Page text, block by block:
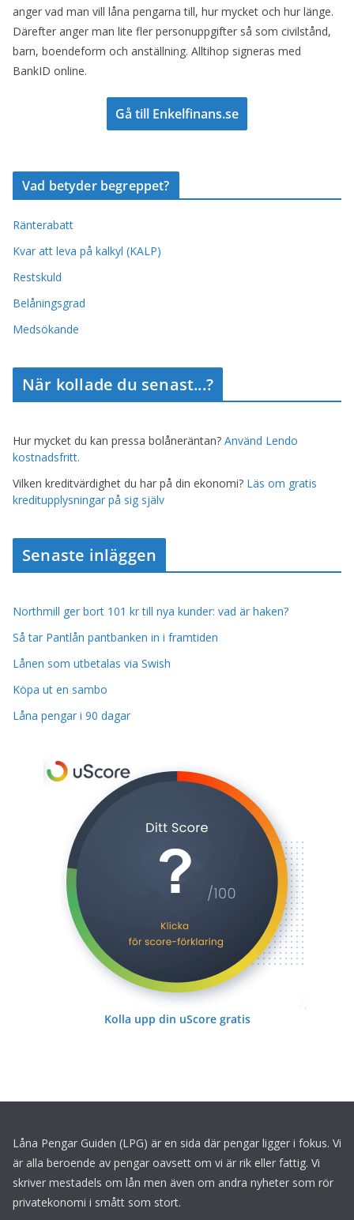
anger vad man vill låna pengarna till, hur mycket och hur länge.
Därefter anger man lite fler personuppgifter så som civilstånd,
barn, boendeform och anställning. Alltihop signeras med
BankID online.
Gå till Enkelfinans.se
Vad betyder begreppet?
Ränterabatt
Kvar att leva på kalkyl (KALP)
Restskuld
Belåningsgrad
Medsökande
När kollade du senast...?
Hur mycket du kan pressa bolåneräntan? Använd Lendo
kostnadsfritt.
Vilken kreditvärdighet du har på din ekonomi? Läs om gratis
kreditupplysningar på sig själv
Senaste inläggen
Northmill ger bort 101 kr till nya kunder: vad är haken?
Så tar Pantlån pantbanken in i framtiden
Lånen som utbetalas via Swish
Köpa ut en sambo
Låna pengar i 90 dagar
Kolla upp din uScore gratis
Låna Pengar Guiden (LPG) är en sida där pengar ligger i fokus. Vi
är alla beroende av pengar oavsett om vi är rik eller fattig. Vi
skriver mestadels om lån men även om andra nyheter som rör
privatekonomi i smått som stort.